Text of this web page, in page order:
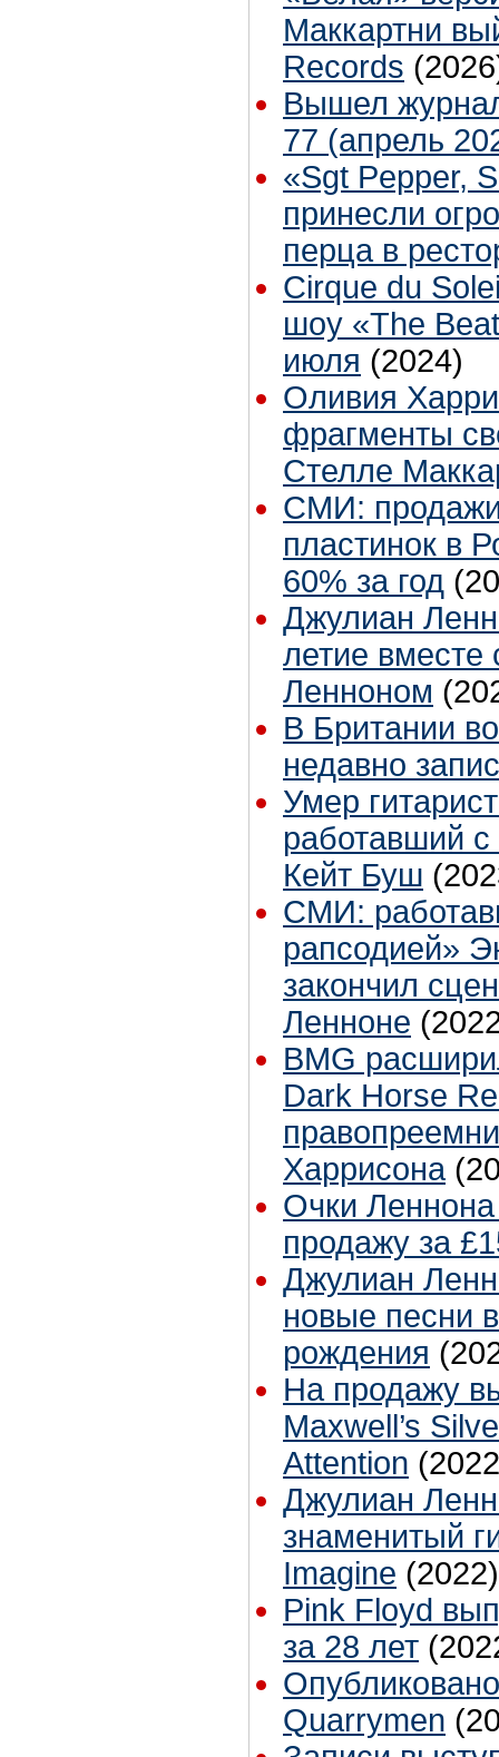
Маккартни
Records
Вышел
77 (апрель
«Sgt Pepper,
принесли
перца в
Cirque du
шоу «The
июля (2024)
Оливия
фрагменты
Стелле
СМИ:
пластинок в
60% за год
Джулиан
летие
Ленноном
В Британии
недавно
Умер
работавший
Кейт Буш
СМИ:
рапсодией»
закончил
Ленноне
BMG
Dark Horse
Харрисона
Очки
продажу за
Джулиан
новые песни
рождения
На продажу
Maxwell’s
Attention
Джулиан
знаменитый
Imagine (2022)
Pink Floyd
за 28 лет
Quarrymen